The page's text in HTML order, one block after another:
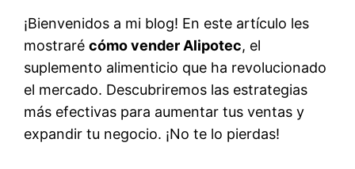
¡Bienvenidos a mi blog! En este artículo les
mostrarécómo vender Alipotec, el
suplemento alimenticio que ha revolucionado
el mercado. Descubriremos las estrategias
más efectivas para aumentar tus ventas y
expandir tu negocio. ¡No te lo pierdas!